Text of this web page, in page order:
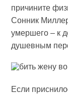
причините
Сонник
умершего – к
душевным
Если